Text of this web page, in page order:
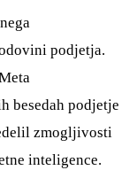
podjetja.
besedah podjetje
zmogljivosti
inteligence.